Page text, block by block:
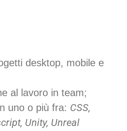
desktop, mobile e
al lavoro in team;
uno o più fra: CSS,
Unity, Unreal